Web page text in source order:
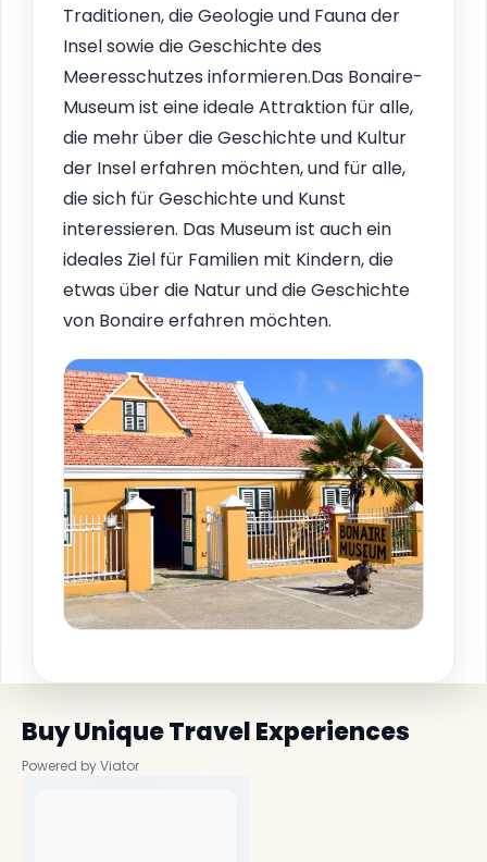
Traditionen, die Geologie und Fauna der
Insel sowie die Geschichte des
Meeresschutzes informieren.Das Bonaire-
Museum ist eine ideale Attraktion für alle,
die mehr über die Geschichte und Kultur
der Insel erfahren möchten, und für alle,
die sich für Geschichte und Kunst
interessieren. Das Museum ist auch ein
ideales Ziel für Familien mit Kindern, die
etwas über die Natur und die Geschichte
von Bonaire erfahren möchten.
Buy Unique Travel Experiences
Powered by Viator